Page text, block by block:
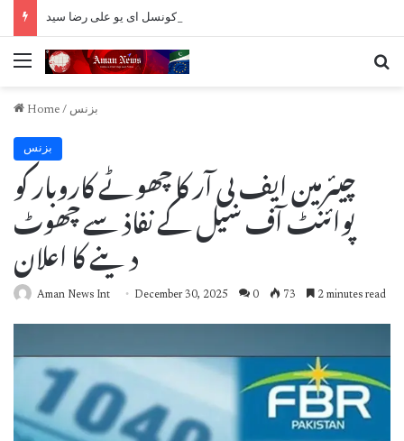
Menu
Home / بزنس
بزنس
چیئرمین ایف بی آر کا چھوٹے کاروبار کو
پوائنٹ آف سیل کے نفاذ سے چھوٹ
دینے کا اعلان
Aman News Int December 30, 2025 0 73 2 minutes read